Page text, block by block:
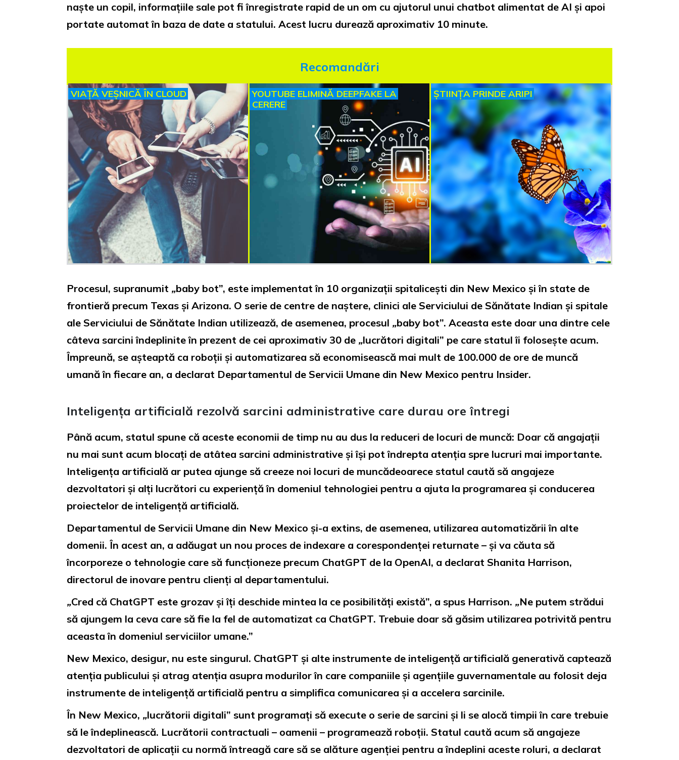
naște un copil, informațiile sale pot fi înregistrate rapid de un om cu ajutorul unui chatbot alimentat de AI și apoi
portate automat în baza de date a statului. Acest lucru durează aproximativ 10 minute.
Recomandări
VIAȚĂ VEȘNICĂ ÎN CLOUD
YOUTUBE ELIMINĂ DEEPFAKE LA
CERERE
ȘTIINȚA PRINDE ARIPI
Procesul, supranumit „baby bot”, este implementat în 10 organizații spitalicești din New Mexico și în state de
frontieră precum Texas și Arizona. O serie de centre de naștere, clinici ale Serviciului de Sănătate Indian și spitale
ale Serviciului de Sănătate Indian utilizează, de asemenea, procesul „baby bot”. Aceasta este doar una dintre cele
câteva sarcini îndeplinite în prezent de cei aproximativ 30 de „lucrători digitali” pe care statul îi folosește acum.
Împreună, se așteaptă ca roboții și automatizarea să economisească mai mult de 100.000 de ore de muncă
umană în fiecare an, a declarat Departamentul de Servicii Umane din New Mexico pentru Insider.
Inteligența artificială rezolvă sarcini administrative care durau ore întregi
Până acum, statul spune că aceste economii de timp nu au dus la reduceri de locuri de muncă: Doar că angajații
nu mai sunt acum blocați de atâtea sarcini administrative și își pot îndrepta atenția spre lucruri mai importante.
Inteligența artificială ar putea ajunge să creeze noi locuri de muncădeoarece statul caută să angajeze
dezvoltatori și alți lucrători cu experiență în domeniul tehnologiei pentru a ajuta la programarea și conducerea
proiectelor de inteligență artificială.
Departamentul de Servicii Umane din New Mexico și-a extins, de asemenea, utilizarea automatizării în alte
domenii. În acest an, a adăugat un nou proces de indexare a corespondenței returnate – și va căuta să
încorporeze o tehnologie care să funcționeze precum ChatGPT de la OpenAI, a declarat Shanita Harrison,
directorul de inovare pentru clienți al departamentului.
„Cred că ChatGPT este grozav și îți deschide mintea la ce posibilități există”, a spus Harrison. „Ne putem strădui
să ajungem la ceva care să fie la fel de automatizat ca ChatGPT. Trebuie doar să găsim utilizarea potrivită pentru
aceasta în domeniul serviciilor umane.”
New Mexico, desigur, nu este singurul. ChatGPT și alte instrumente de inteligență artificială generativă captează
atenția publicului și atrag atenția asupra modurilor în care companiile și agențiile guvernamentale au folosit deja
instrumente de inteligență artificială pentru a simplifica comunicarea și a accelera sarcinile.
În New Mexico, „lucrătorii digitali” sunt programați să execute o serie de sarcini și li se alocă timpii în care trebuie
să le îndeplinească. Lucrătorii contractuali – oamenii – programează roboții. Statul caută acum să angajeze
dezvoltatori de aplicații cu normă întreagă care să se alăture agenției pentru a îndeplini aceste roluri, a declarat